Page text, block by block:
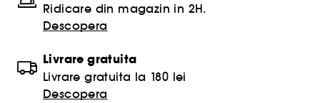
Ridicare din magazin in 2H.
Descopera
Livrare gratuita
Livrare gratuita la 180 lei
Descopera